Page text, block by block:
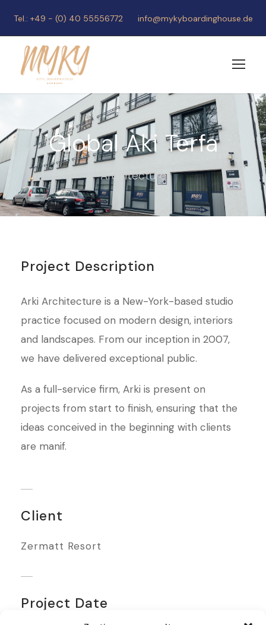
Tel.: +49 - (0) 40 55556772 info@mykyboardinghouse.de
Global Aki Terfa
Architecture
Project Description
Arki Architecture is a New-York-based studio
practice focused on modern design, interiors
and landscapes. From our inception in 2007,
we have delivered exceptional public.
As a full-service firm, Arki is present on
projects from start to finish, ensuring that the
ideas conceived in the beginning with clients
are manif.
Client
Zermatt Resort
Project Date